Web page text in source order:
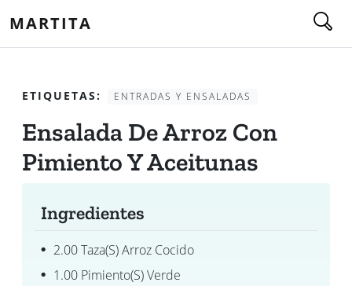
MARTITA
ETIQUETAS: ENTRADAS Y ENSALADAS
Ensalada De Arroz Con
Pimiento Y Aceitunas
Ingredientes
2.00 Taza(s) Arroz Cocido
1.00 Pimiento(s) Verde